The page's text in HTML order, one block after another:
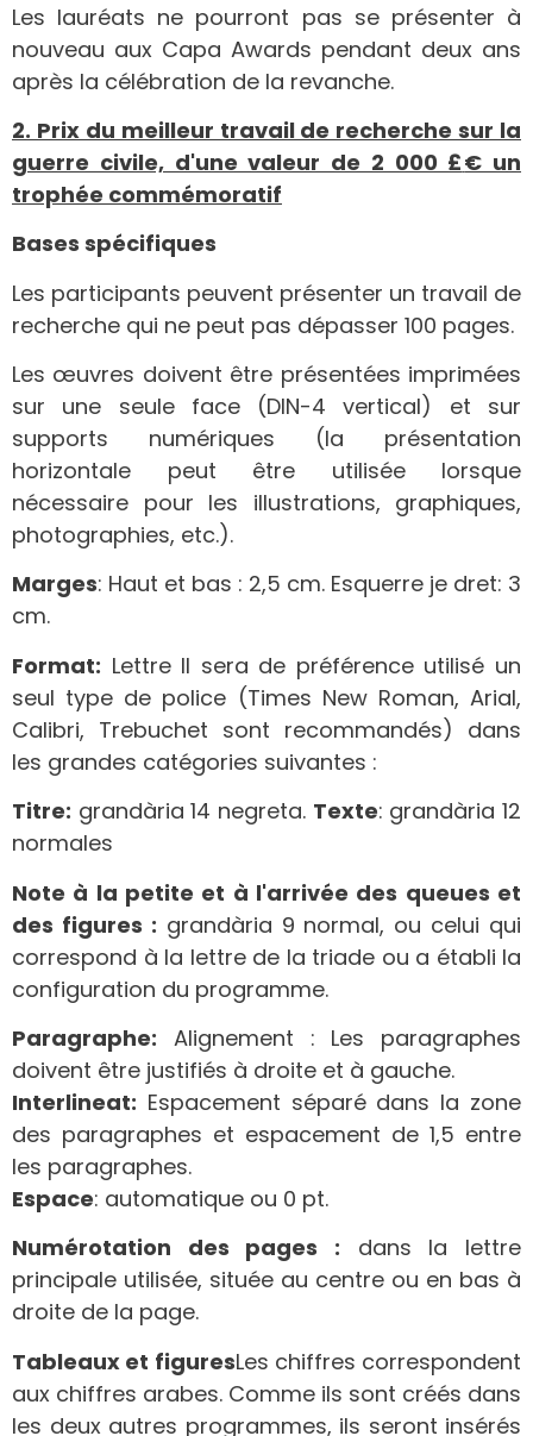
Les lauréats ne pourront pas se présenter à
nouveau aux Capa Awards pendant deux ans
après la célébration de la revanche.
2. Prix du meilleur travail de recherche sur la
guerre civile, d'une valeur de 2 000 £€ un
trophée commémoratif
Bases spécifiques
Les participants peuvent présenter un travail de
recherche qui ne peut pas dépasser 100 pages.
Les œuvres doivent être présentées imprimées
sur une seule face (DIN-4 vertical) et sur
supports numériques (la présentation
horizontale peut être utilisée lorsque
nécessaire pour les illustrations, graphiques,
photographies, etc.).
Marges: Haut et bas : 2,5 cm. Esquerre je dret: 3
cm.
Format: Lettre Il sera de préférence utilisé un
seul type de police (Times New Roman, Arial,
Calibri, Trebuchet sont recommandés) dans
les grandes catégories suivantes :
Titre: grandària 14 negreta. Texte: grandària 12
normales
Note à la petite et à l'arrivée des queues et
des figures : grandària 9 normal, ou celui qui
correspond à la lettre de la triade ou a établi la
configuration du programme.
Paragraphe: Alignement : Les paragraphes
doivent être justifiés à droite et à gauche.
Interlineat: Espacement séparé dans la zone
des paragraphes et espacement de 1,5 entre
les paragraphes.
Espace: automatique ou 0 pt.
Numérotation des pages : dans la lettre
principale utilisée, située au centre ou en bas à
droite de la page.
Tableaux et figuresLes chiffres correspondent
aux chiffres arabes. Comme ils sont créés dans
les deux autres programmes, ils seront insérés